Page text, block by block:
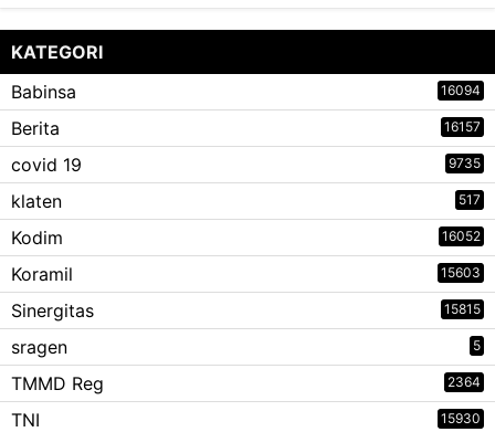
KATEGORI
Babinsa
16094
Berita 16157
covid 19 9735
klaten 517
Kodim 16052
Koramil 15603
Sinergitas 15815
sragen 5
TMMD Reg 2364
TNI 15930